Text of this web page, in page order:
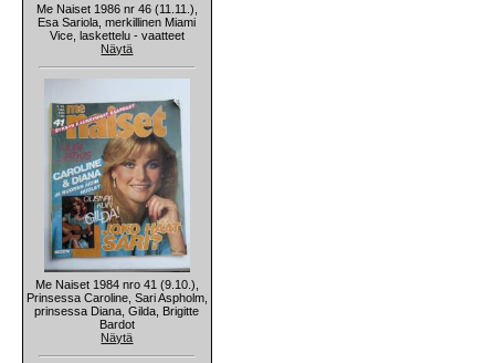
Me Naiset 1986 nr 46 (11.11.),
Esa Sariola, merkillinen Miami
Vice, laskettelu - vaatteet
Näytä
Me Naiset 1984 nro 41 (9.10.),
Prinsessa Caroline, Sari Aspholm,
prinsessa Diana, Gilda, Brigitte
Bardot
Näytä